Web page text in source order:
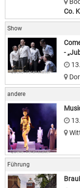
Co.
Show
Quelle: Veranstalter
-
andere
Quelle: Veranstalter
Führung